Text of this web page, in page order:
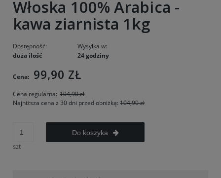
Włoska 100% Arabica -
kawa ziarnista 1kg
Dostępność:
duża ilość
Wysyłka w:
24 godziny
Cena: 99,90 ZŁ
Cena regularna: 104,90 zł
Najniższa cena z 30 dni przed obniżką: 104,90 zł
szt
Do koszyka